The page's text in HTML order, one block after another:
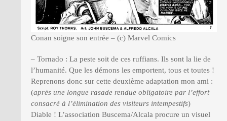
Conan soigne son entrée – (c) Marvel Comics
– Tornado : La peste soit de ces ruffians. Ils sont la lie de
l’humanité. Que les démons les emportent, tous et toutes !
Reprenons donc sur cette deuxième adaptation mon ami :
(après une longue rasade rendue obligatoire par l’effort
consacré à l’élimination des visiteurs intempestifs)
Diable ! L’association Buscema/Alcala procure un visuel